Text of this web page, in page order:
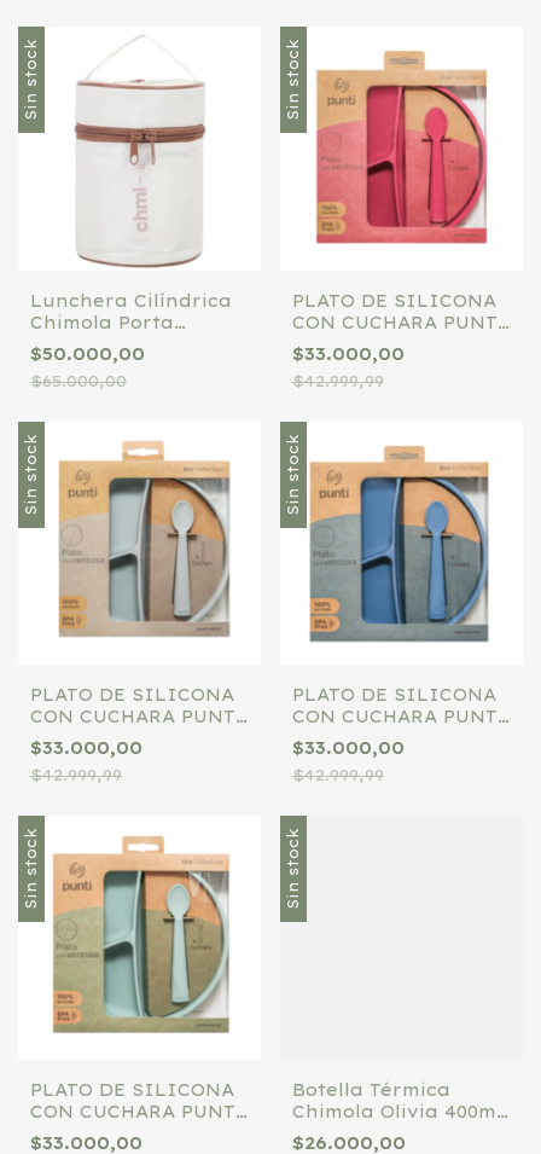
Sin stock
Lunchera Cilíndrica
Chimola Porta
Vianda
$50.000,00
$65.000,00
Sin stock
PLATO DE SILICONA
CON CUCHARA PUNTI
REDONDO MALBEC
$33.000,00
$42.999,99
Sin stock
PLATO DE SILICONA
CON CUCHARA PUNTI
REDONDO GRIS
$33.000,00
$42.999,99
Sin stock
PLATO DE SILICONA
CON CUCHARA PUNTI
REDONDO AZUL
$33.000,00
$42.999,99
Sin stock
PLATO DE SILICONA
CON CUCHARA PUNTI
REDONDO AQUA
$33.000,00
Sin stock
Botella Térmica
Chimola Olivia 400ml
Con Tapa Y Sorbete
$26.000,00